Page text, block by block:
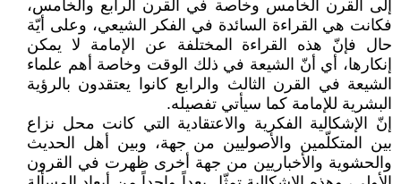
إلى القرن الخامس وخاصة في القرن الرابع والخامس،
فكانت هي القراءة السائدة في الفكر الشيعي، وعلى أيّة
حال فإنّ هذه القراءة المختلفة عن الإمامة لا يمكن
إنكارها، أي أنّ الشيعة في ذلك الوقت وخاصة أهم علماء
الشيعة في القرن الثالث والرابع كانوا يعتقدون بالرؤية
البشرية للإمامة كما سيأتي تفصيله.
إنّ الإشكالية الفكرية والاعتقادية التي كانت محل نزاع
بين المتكلّمين والأصوليين من جهة، وبين أهل الحديث
والحشوية والأخباريين من جهة أخرى ظهرت في القرون